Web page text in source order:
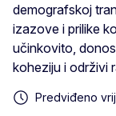
demografskoj
izazove i prilike
učinkovito,
koheziju i održivi
Predviđeno